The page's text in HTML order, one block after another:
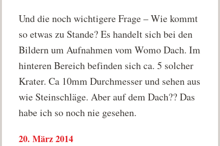
Und die noch wichtigere Frage – Wie kommt
so etwas zu Stande? Es handelt sich bei den
Bildern um Aufnahmen vom Womo Dach. Im
hinteren Bereich befinden sich ca. 5 solcher
Krater. Ca 10mm Durchmesser und sehen aus
wie Steinschläge. Aber auf dem Dach?? Das
habe ich so noch nie gesehen.
20. März 2014